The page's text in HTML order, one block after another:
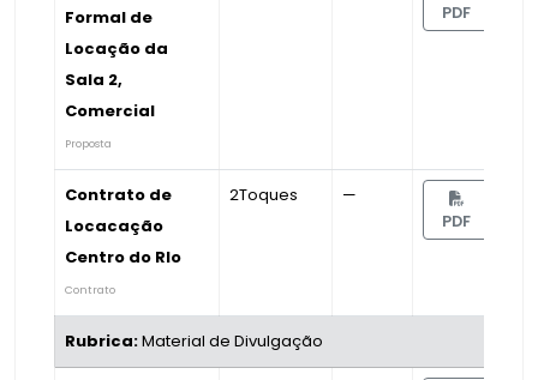
Formal de
Locação da
Sala 2,
Comercial
Proposta
PDF
Contrato de
Locacação
Centro do RIo
Contrato
2Toques —
PDF
Rubrica:Material de Divulgação